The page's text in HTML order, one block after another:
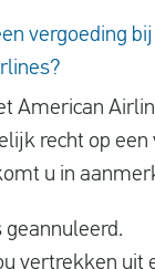
vergoeding
American
recht op een
u in
geannuleerd.
vertrekken uit